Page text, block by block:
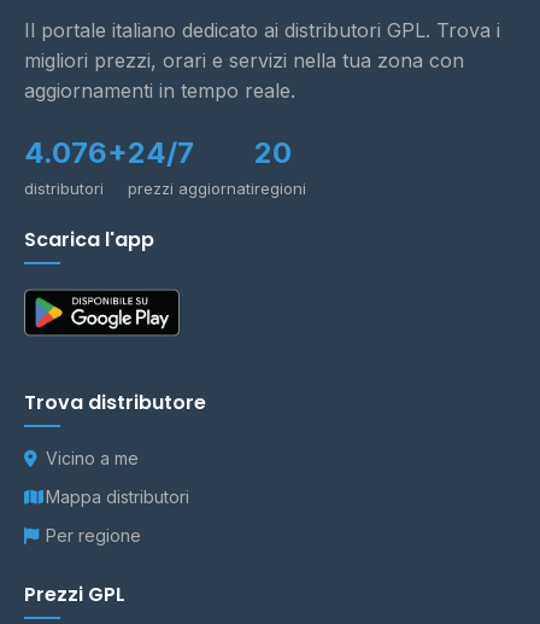
Il portale italiano dedicato ai distributori GPL. Trova i
migliori prezzi, orari e servizi nella tua zona con
aggiornamenti in tempo reale.
4.076+
distributori
24/7
prezzi aggiornati
20
regioni
Scarica l'app
Trova distributore
Vicino a me
Mappa distributori
Per regione
Prezzi GPL